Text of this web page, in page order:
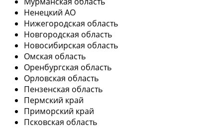
Ненецкий АО
Нижегородская область
Новгородская область
Новосибирская область
Омская область
Оренбургская область
Орловская область
Пензенская область
Пермский край
Приморский край
Псковская область